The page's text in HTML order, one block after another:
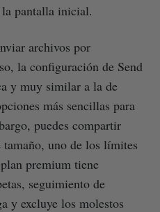
la pantalla inicial.
archivos por
la configuración de Send
y muy similar a la de
más sencillas para
puedes compartir
uno de los límites
premium tiene
seguimiento de
y excluye los molestos